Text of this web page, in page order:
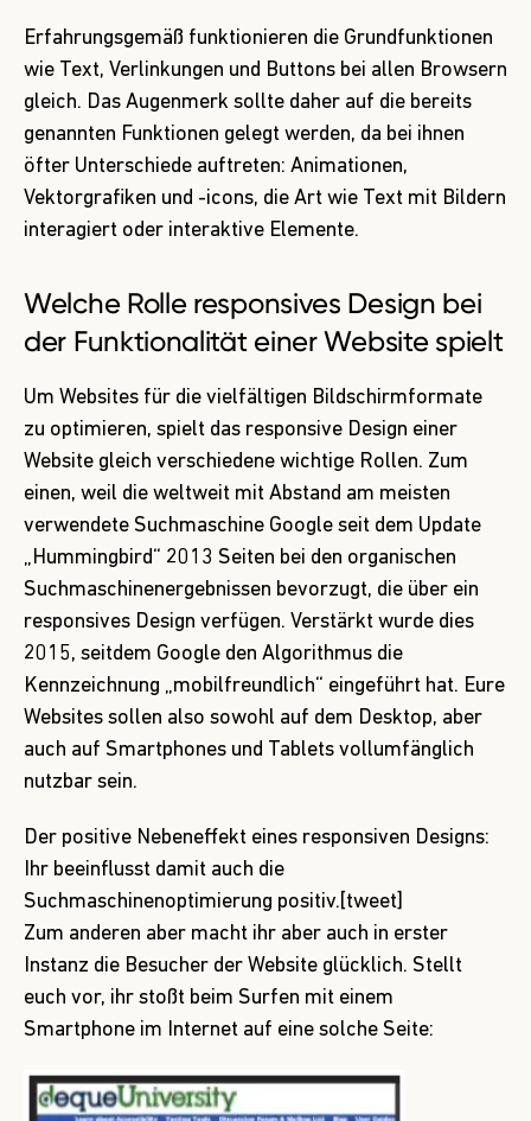
Erfahrungsgemäß funktionieren die Grundfunktionen
wie Text, Verlinkungen und Buttons bei allen Browsern
gleich. Das Augenmerk sollte daher auf die bereits
genannten Funktionen gelegt werden, da bei ihnen
öfter Unterschiede auftreten: Animationen,
Vektorgrafiken und -icons, die Art wie Text mit Bildern
interagiert oder interaktive Elemente.
Welche Rolle responsives Design bei
der Funktionalität einer Website spielt
Um Websites für die vielfältigen Bildschirmformate
zu optimieren, spielt das responsive Design einer
Website gleich verschiedene wichtige Rollen. Zum
einen, weil die weltweit mit Abstand am meisten
verwendete Suchmaschine Google seit dem Update
„Hummingbird“ 2013 Seiten bei den organischen
Suchmaschinenergebnissen bevorzugt, die über ein
responsives Design verfügen. Verstärkt wurde dies
2015, seitdem Google den Algorithmus die
Kennzeichnung „mobilfreundlich“ eingeführt hat. Eure
Websites sollen also sowohl auf dem Desktop, aber
auch auf Smartphones und Tablets vollumfänglich
nutzbar sein.
Der positive Nebeneffekt eines responsiven Designs:
Ihr beeinflusst damit auch die
Suchmaschinenoptimierung positiv.[tweet]
Zum anderen aber macht ihr aber auch in erster
Instanz die Besucher der Website glücklich. Stellt
euch vor, ihr stoßt beim Surfen mit einem
Smartphone im Internet auf eine solche Seite: